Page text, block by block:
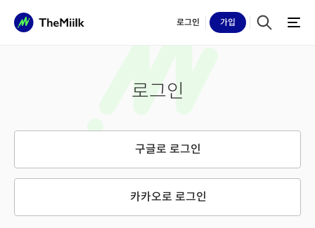
로그인 가입
로그인
구글로 로그인
카카오로 로그인